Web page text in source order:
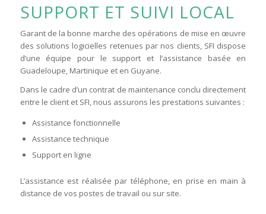
SUPPORT ET SUIVI LOCAL
Garant de la bonne marche des opérations de mise en œuvre
des solutions logicielles retenues par nos clients, SFI dispose
d’une équipe pour le support et l’assistance basée en
Guadeloupe, Martinique et en Guyane.
Dans le cadre d’un contrat de maintenance conclu directement
entre le client et SFI, nous assurons les prestations suivantes :
Assistance fonctionnelle
Assistance technique
Support en ligne
L’assistance est réalisée par téléphone, en prise en main à
distance de vos postes de travail ou sur site.